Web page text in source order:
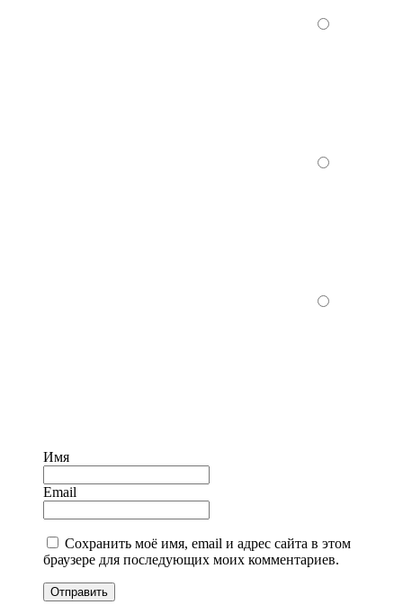
Имя
Email
Сохранить моё имя, email и адрес сайта в этом
браузере для последующих моих комментариев.
Отправить